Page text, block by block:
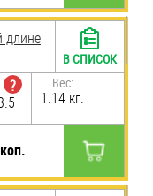
длине
?
Вес:
1.14 кг.
В СПИСОК